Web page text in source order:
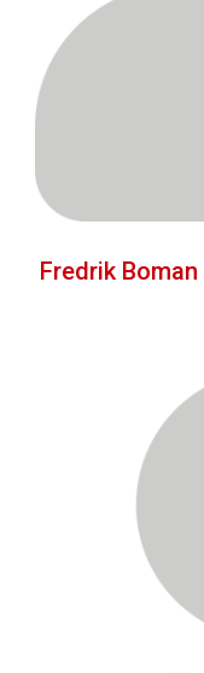
Fredrik Boman